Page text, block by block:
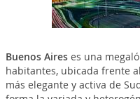
Buenos Aireses una
habitantes, ubicada frente
más elegante y activa de